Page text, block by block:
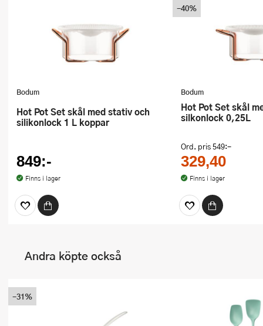
Bodum
Hot Pot Set skål med stativ och
silikonlock 1 L koppar
849:-
Finns i lager
Bodum
Hot Pot Set skål med stativ och
silkonlock 0,25L
Ord. pris549:-
329,40
Finns i lager
-40%
Andra köpte också
-31%